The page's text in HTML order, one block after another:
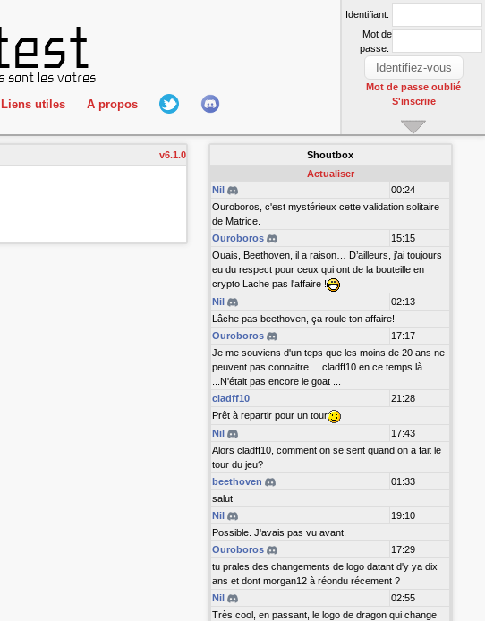
Liens utiles
IRC
Newbie Connect
A propos
L'équipe
Hall Of Fame
Identifiant:
Mot de
passe:
Mot de passe oublié
S'inscrire
v6.1.0
Shoutbox
Actualiser
Nil
00:24
Ouroboros, c'est mystérieux cette validation solitaire
de Matrice.
Ouroboros
15:15
Ouais, Beethoven, il a raison… D’ailleurs, j’ai toujours
eu du respect pour ceux qui ont de la bouteille en
crypto Lache pas l'affaire !
Nil
02:13
Lâche pas beethoven, ça roule ton affaire!
Ouroboros
17:17
Je me souviens d'un teps que les moins de 20 ans ne
peuvent pas connaitre ... cladff10 en ce temps là
...N'était pas encore le goat ...
cladff10
21:28
Prêt à repartir pour un tour
Nil
17:43
Alors cladff10, comment on se sent quand on a fait le
tour du jeu?
beethoven
01:33
salut
Nil
19:10
Possible. J'avais pas vu avant.
Ouroboros
17:29
tu prales des changements de logo datant d'y ya dix
ans et dont morgan12 à réondu récement ?
Nil
02:55
Très cool, en passant, le logo de dragon qui change